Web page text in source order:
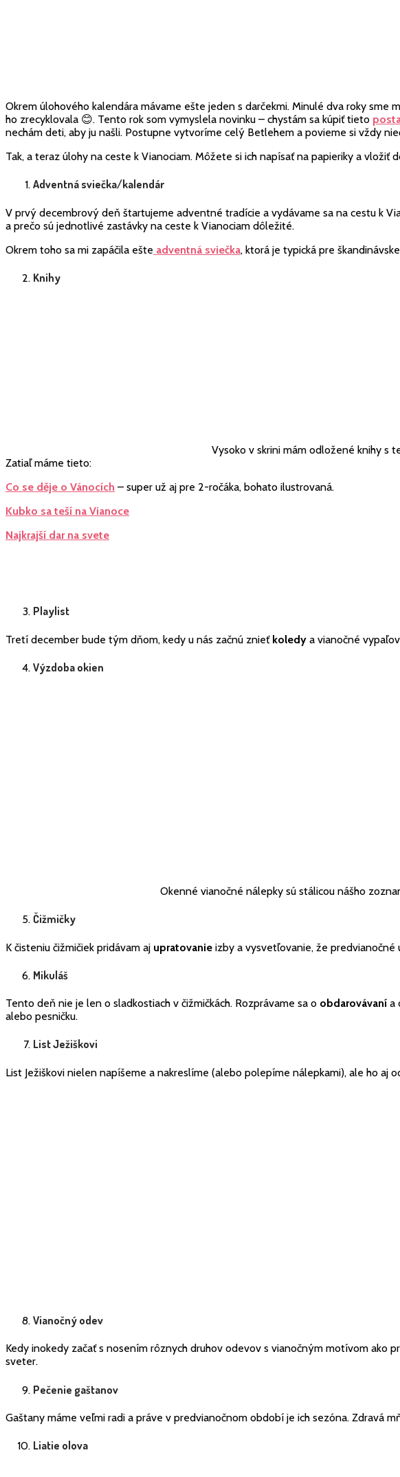
Okrem úlohového kalendára mávame ešte jeden s darčekmi. Minulé dva roky sme
ho zrecyklovala 😊. Tento rok som vymyslela novinku – chystám sa kúpiť tieto
nechám deti, aby ju našli. Postupne vytvoríme celý Betlehem a povieme si vždy
Tak, a teraz úlohy na ceste k Vianociam. Môžete si ich napísať na papieriky a vložiť
Adventná sviečka/kalendár
V prvý decembrový deň štartujeme adventné tradície a vydávame sa na cestu k
a prečo sú jednotlivé zastávky na ceste k Vianociam dôležité.
Okrem toho sa mi zapáčila ešte adventná sviečka, ktorá je typická pre
Knihy
Vysoko v skrini mám odložené knihy s
Zatiaľ máme tieto:
Co se děje o Vánocích – super už aj pre 2-ročáka, bohato ilustrovaná.
Kubko sa teší na Vianoce
Najkrajší dar na svete
Playlist
Tretí december bude tým dňom, kedy u nás začnú znieť koledy a vianočné
Výzdoba okien
Okenné vianočné nálepky sú stálicou nášho
Čižmičky
K čisteniu čižmičiek pridávam aj upratovanie izby a vysvetľovanie, že predvianočné
Mikuláš
Tento deň nie je len o sladkostiach v čižmičkách. Rozprávame sa o obdarovávaní a
alebo pesničku.
List Ježiškovi
List Ježiškovi nielen napíšeme a nakreslíme (alebo polepíme nálepkami), ale ho aj
Vianočný odev
Kedy inokedy začať s nosením rôznych druhov odevov s vianočným motívom
sveter.
Pečenie gaštanov
Gaštany máme veľmi radi a práve v predvianočnom období je ich sezóna. Zdravá
Liatie olova